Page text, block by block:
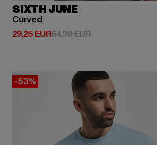
SIXTH JUNE
Curved
29,25 EUR
Derzeitiger Preis: 29,25 EUR
64,99 EURAktionspreis:
-53%